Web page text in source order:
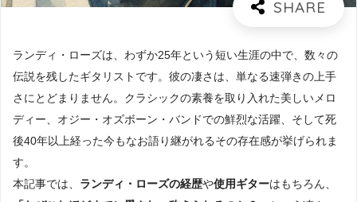
ランディ・ローズは、わずか25年という短い生涯の中で、数々の
伝説を残したギタリストです。彼の凄さは、単なる速弾きの上手
さにとどまりません。クラシックの素養を取り入れた美しいメロ
ディー、オジー・オズボーン・バンドでの鮮烈な活躍、そして死
後40年以上経った今もなお語り継がれるその存在感が挙げられま
す。
本記事では、 ランディ・ローズの経歴や使用ギターはもちろん、